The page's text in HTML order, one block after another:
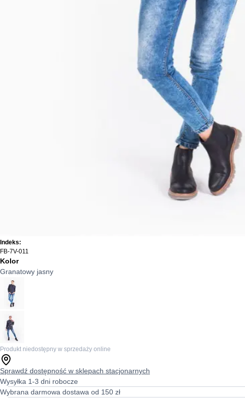
Indeks:
FB-7V-011
Kolor
Granatowy jasny
Produkt niedostępny w sprzedaży online
Sprawdź dostępność w sklepach stacjonarnych
Wysyłka 1-3 dni robocze
Wybrana darmowa dostawa od 150 zł